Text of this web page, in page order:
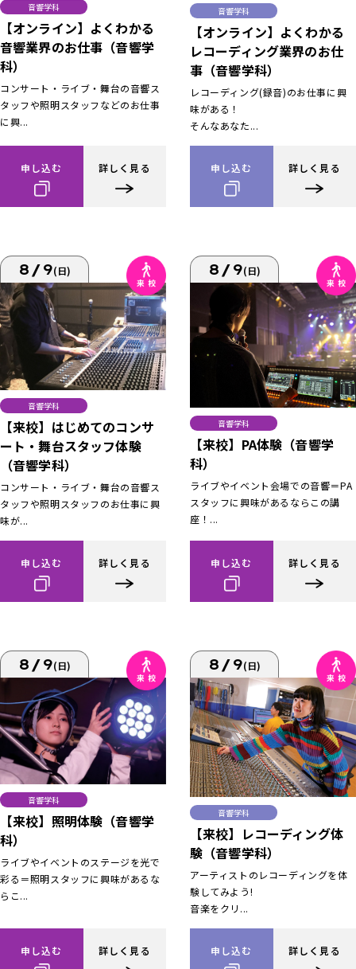
音響学科
【オンライン】よくわかる
音響業界のお仕事（音響学
科）
コンサート・ライブ・舞台の音響ス
タッフや照明スタッフなどのお仕事
に興...
申し込む 詳しく見る
音響学科
【オンライン】よくわかる
レコーディング業界のお仕
事（音響学科）
レコーディング(録音)のお仕事に興
味がある！
そんなあなた...
申し込む 詳しく見る
8/9(日)
音響学科
【来校】はじめてのコンサ
ート・舞台スタッフ体験
（音響学科）
コンサート・ライブ・舞台の音響ス
タッフや照明スタッフのお仕事に興
味が...
申し込む 詳しく見る
8/9(日)
音響学科
【来校】PA体験（音響学
科）
ライブやイベント会場での音響＝PA
スタッフに興味があるならこの講
座！...
申し込む 詳しく見る
8/9(日)
音響学科
【来校】照明体験（音響学
科）
ライブやイベントのステージを光で
彩る＝照明スタッフに興味があるな
らこ...
申し込む 詳しく見る
8/9(日)
音響学科
【来校】レコーディング体
験（音響学科）
アーティストのレコーディングを体
験してみよう!
音楽をクリ...
申し込む 詳しく見る